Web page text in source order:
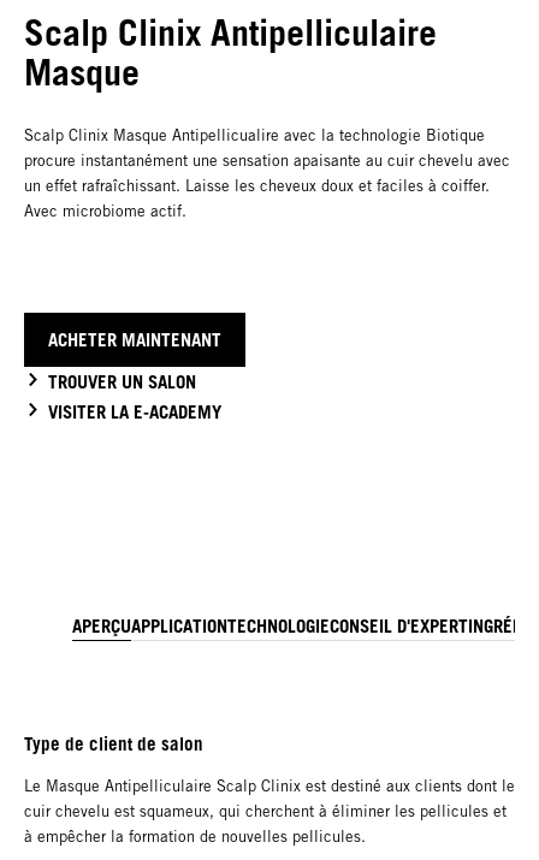
Scalp Clinix Antipelliculaire
Masque
Scalp Clinix Masque Antipellicualire avec la technologie Biotique
procure instantanément une sensation apaisante au cuir chevelu avec
un effet rafraîchissant. Laisse les cheveux doux et faciles à coiffer.
Avec microbiome actif.
ACHETER MAINTENANT
TROUVER UN SALON
VISITER LA E-ACADEMY
APERÇUAPPLICATIONTECHNOLOGIECONSEIL D'EXPERT
Type de client de salon
Le Masque Antipelliculaire Scalp Clinix est destiné aux clients dont le
cuir chevelu est squameux, qui cherchent à éliminer les pellicules et
à empêcher la formation de nouvelles pellicules.